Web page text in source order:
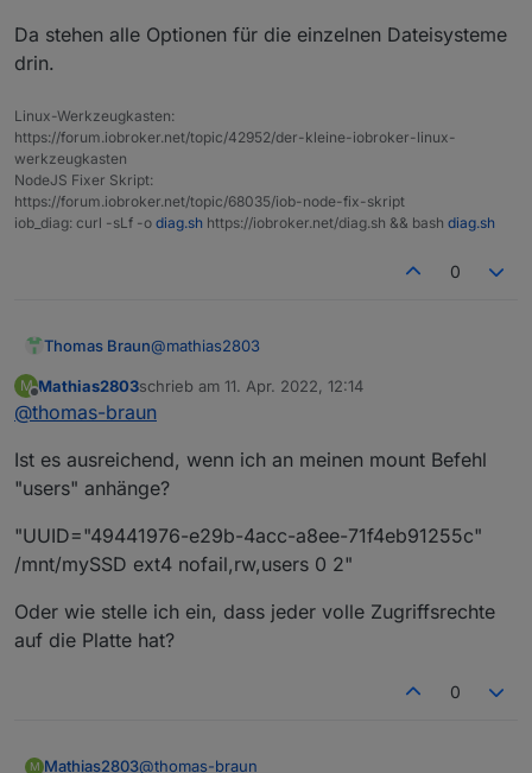
Da stehen alle Optionen für die einzelnen Dateisysteme
drin.
Linux-Werkzeugkasten:
https://forum.iobroker.net/topic/42952/der-kleine-iobroker-linux-
werkzeugkasten
NodeJS Fixer Skript:
https://forum.iobroker.net/topic/68035/iob-node-fix-skript
iob_diag: curl -sLf -o diag.sh https://iobroker.net/diag.sh && bash diag.sh
0
Thomas Braun@mathias2803
Schau in die man-page:
Da stehen alle Optionen für die einzelnen
M
Offline
Mathias2803schrieb am 11. Apr. 2022, 12:14
zuletzt editiert von
@thomas-braun
Ist es ausreichend, wenn ich an meinen mount Befehl
"users" anhänge?
"UUID="49441976-e29b-4acc-a8ee-71f4eb91255c"
/mnt/mySSD ext4 nofail,rw,users 0 2"
Oder wie stelle ich ein, dass jeder volle Zugriffsrechte
auf die Platte hat?
0
M Mathias2803@thomas-braun